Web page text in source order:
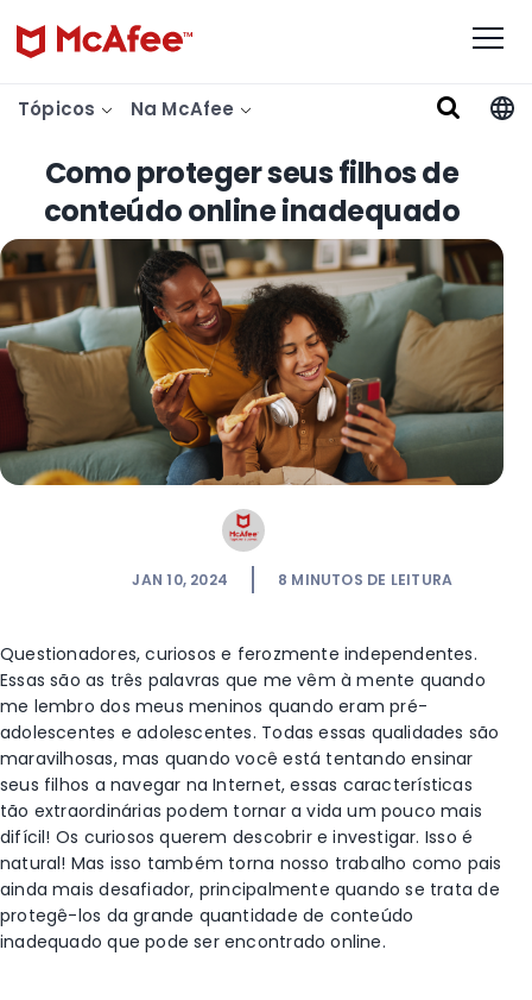
Tópicos Na McAfee
Como proteger seus filhos de
conteúdo online inadequado
JAN 10, 2024 8 MINUTOS DE LEITURA
Questionadores, curiosos e ferozmente independentes.
Essas são as três palavras que me vêm à mente quando
me lembro dos meus meninos quando eram pré-
adolescentes e adolescentes. Todas essas qualidades são
maravilhosas, mas quando você está tentando ensinar
seus filhos a navegar na Internet, essas características
tão extraordinárias podem tornar a vida um pouco mais
difícil! Os curiosos querem descobrir e investigar. Isso é
natural! Mas isso também torna nosso trabalho como pais
ainda mais desafiador, principalmente quando se trata de
protegê-los da grande quantidade de conteúdo
inadequado que pode ser encontrado online.